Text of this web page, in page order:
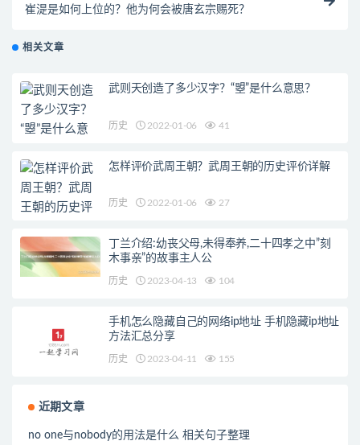
崔湜是如何上位的？他为何会被唐玄宗赐死？
相关文章
武则天创造了多少汉字？“曌”是什么意思？
历史 2022-01-06 41
怎样评价武周王朝？武周王朝的历史评价详解
历史 2022-01-06 27
丁兰介绍:幼丧父母,未得奉养,二十四孝之中”刻
木事亲”的故事主人公
历史 2023-04-13 104
手机怎么隐藏自己的网络ip地址 手机隐藏ip地址
方法汇总分享
历史 2023-04-11 155
近期文章
no one与nobody的用法是什么 相关句子整理